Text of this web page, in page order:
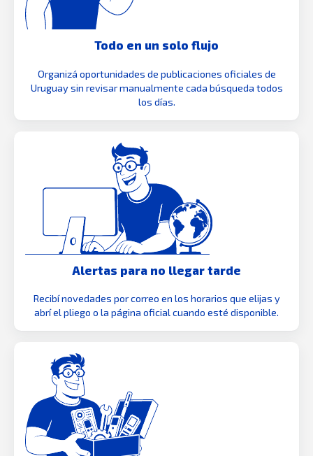
Todo en un solo flujo
Organizá oportunidades de publicaciones oficiales de
Uruguay sin revisar manualmente cada búsqueda todos
los días.
Alertas para no llegar tarde
Recibí novedades por correo en los horarios que elijas y
abrí el pliego o la página oficial cuando esté disponible.